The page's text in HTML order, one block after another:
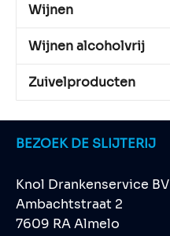
Wijnen
Wijnen alcoholvrij
Zuivelproducten
BEZOEK DE SLIJTERIJ
Knol Drankenservice BV
Ambachtstraat 2
7609 RA Almelo